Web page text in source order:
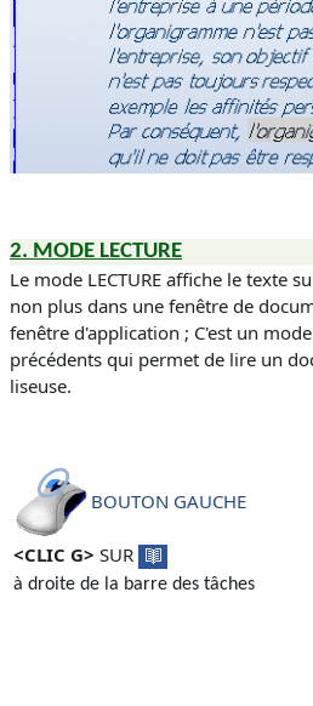
2. MODE LECTURE
Le mode LECTURE affiche le texte
non plus dans une fenêtre de
fenêtre d'application ; C'est un
précédents qui permet de lire un
liseuse.
BOUTON GAUCHE
<CLIC G> SUR
à droite de la barre des tâches